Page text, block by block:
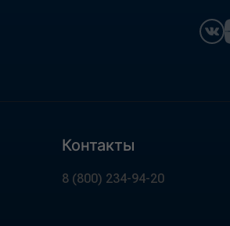
Контакты
8 (800) 234-94-20